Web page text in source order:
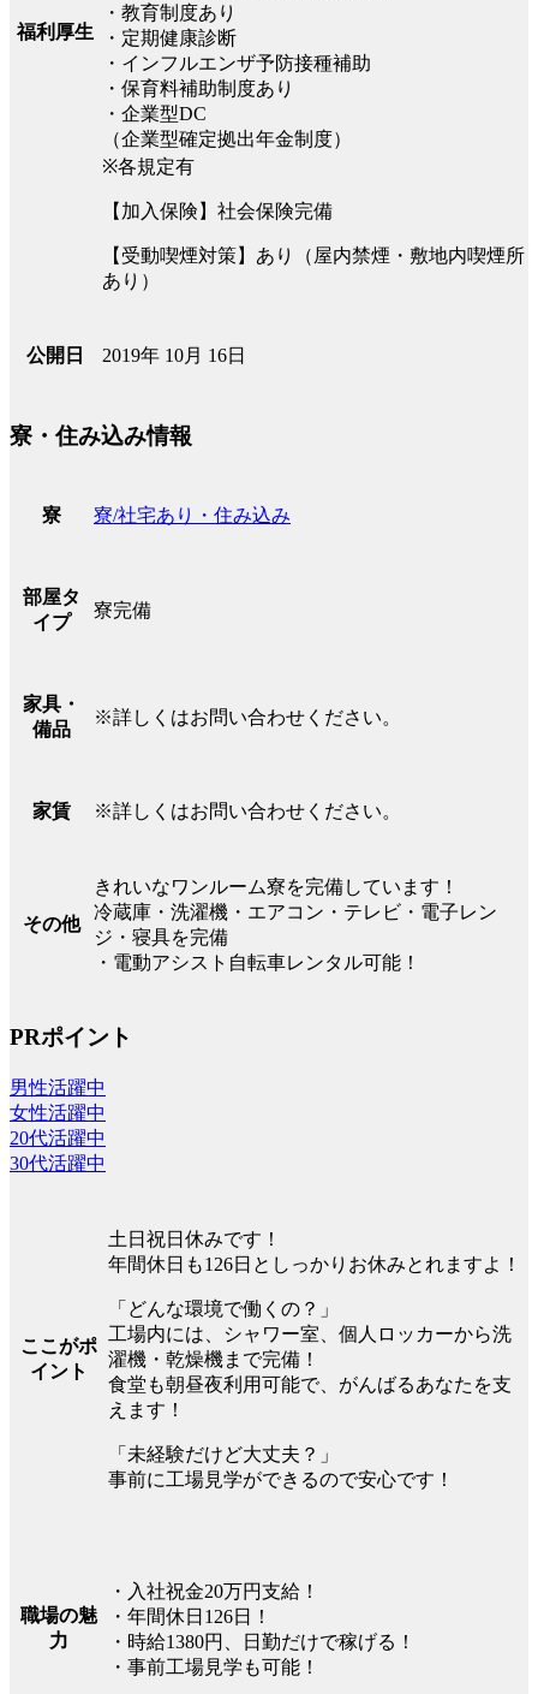
福利厚生
・教育制度あり
・定期健康診断
・インフルエンザ予防接種補助
・保育料補助制度あり
・企業型DC
（企業型確定拠出年金制度）
※各規定有
【加入保険】社会保険完備
【受動喫煙対策】あり（屋内禁煙・敷地内喫煙所
あり）
公開日 2019年 10月 16日
寮・住み込み情報
寮 寮/社宅あり・住み込み
部屋タ
イプ
寮完備
家具・
備品
※詳しくはお問い合わせください。
家賃 ※詳しくはお問い合わせください。
その他
きれいなワンルーム寮を完備しています！
冷蔵庫・洗濯機・エアコン・テレビ・電子レン
ジ・寝具を完備
・電動アシスト自転車レンタル可能！
PRポイント
男性活躍中
女性活躍中
20代活躍中
30代活躍中
ここがポ
イント
土日祝日休みです！
年間休日も126日としっかりお休みとれますよ！
「どんな環境で働くの？」
工場内には、シャワー室、個人ロッカーから洗
濯機・乾燥機まで完備！
食堂も朝昼夜利用可能で、がんばるあなたを支
えます！
「未経験だけど大丈夫？」
事前に工場見学ができるので安心です！
職場の魅
力
・入社祝金20万円支給！
・年間休日126日！
・時給1380円、日勤だけで稼げる！
・事前工場見学も可能！